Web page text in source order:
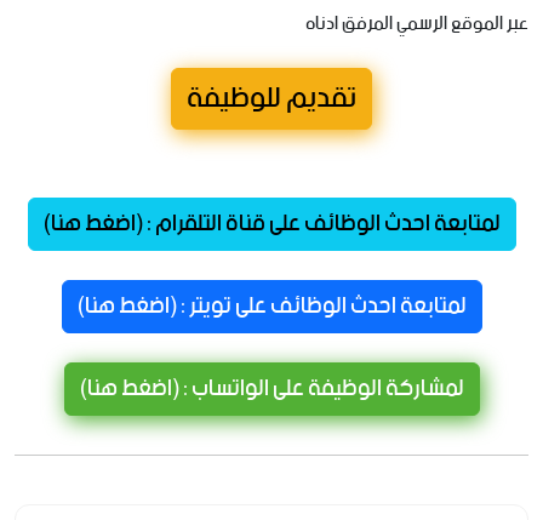
عبر الموقع الرسمي المرفق ادناه
تقديم للوظيفة
لمتابعة احدث الوظائف على قناة التلقرام : (اضغط هنا)
لمتابعة احدث الوظائف على تويتر : (اضغط هنا)
لمشاركة الوظيفة على الواتساب : (اضغط هنا)